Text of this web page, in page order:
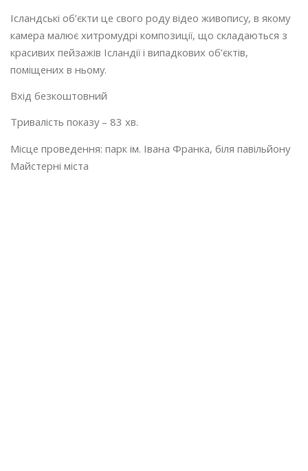
Ісландські об’єкти це свого роду відео живопису, в якому
камера малює хитромудрі композиції, що складаються з
красивих пейзажів Ісландії і випадкових об’єктів,
поміщених в ньому.
Вхід безкоштовний
Тривалість показу – 83 хв.
Місце проведення: парк ім. Івана Франка, біля павільйону
Майстерні міста